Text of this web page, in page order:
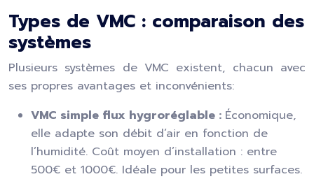
Types de VMC : comparaison des
systèmes
Plusieurs systèmes de VMC existent, chacun avec
ses propres avantages et inconvénients:
VMC simple flux hygroréglable : Économique,
elle adapte son débit d’air en fonction de
l’humidité. Coût moyen d’installation : entre
500€ et 1000€. Idéale pour les petites surfaces.